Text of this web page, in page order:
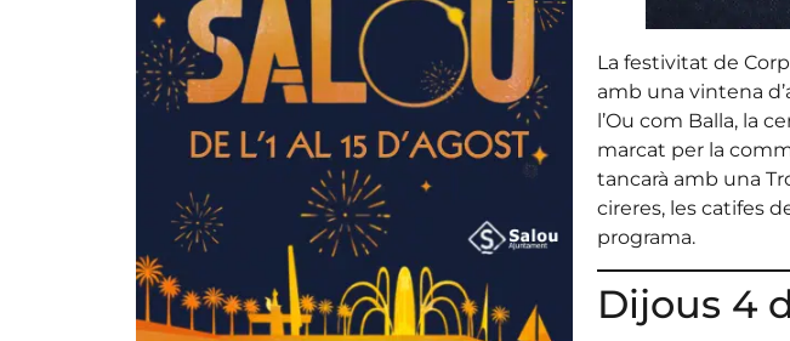
La festivitat de
amb una vintena
l’Ou com Balla, la
marcat per la
tancarà amb una
cireres, les catifes
programa.
Dijous 4